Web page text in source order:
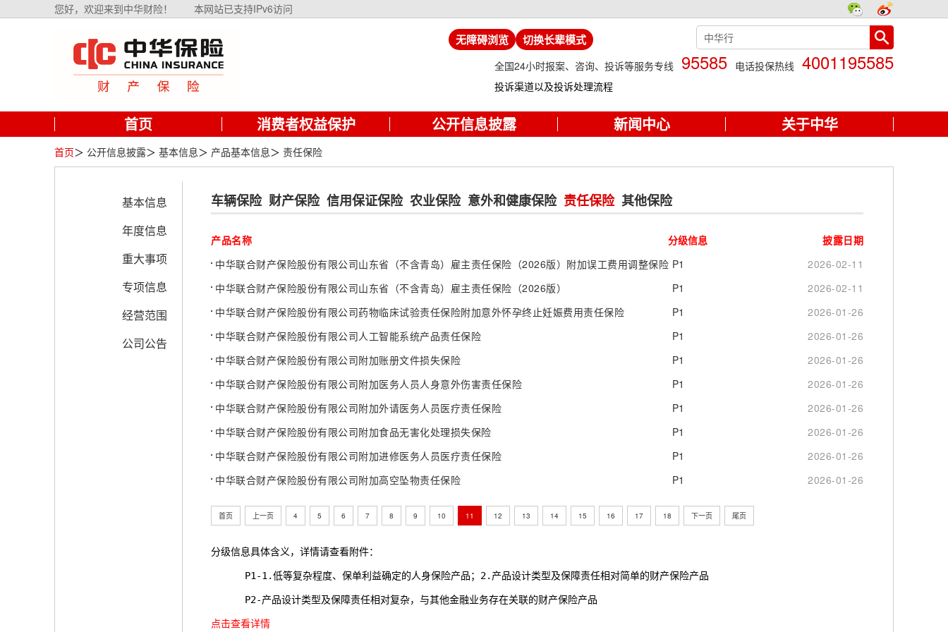
您好，欢迎来到中华财险！ 本网站已支持IPv6访问
无障碍浏览 切换长辈模式
全国24小时报案、咨询、投诉等服务专线 95585 电话投保热线 4001195585
投诉渠道以及投诉处理流程
首页 消费者权益保护 公开信息披露 新闻中心 关于中华
首页＞ 公开信息披露＞ 基本信息＞ 产品基本信息＞ 责任保险
基本信息
年度信息
重大事项
专项信息
经营范围
公司公告
车辆保险 财产保险 信用保证保险 农业保险 意外和健康保险 责任保险 其他保险
产品名称 分级信息
披露日期
中华联合财产保险股份有限公司山东省（不含青岛）雇主责任保险（2026版）附加误工费用调整保险 P1
2026-02-11
中华联合财产保险股份有限公司山东省（不含青岛）雇主责任保险（2026版）
P1
2026-02-11
中华联合财产保险股份有限公司药物临床试验责任保险附加意外怀孕终止妊娠费用责任保险
P1
2026-01-26
中华联合财产保险股份有限公司人工智能系统产品责任保险
P1
2026-01-26
中华联合财产保险股份有限公司附加账册文件损失保险
P1
2026-01-26
中华联合财产保险股份有限公司附加医务人员人身意外伤害责任保险
P1
2026-01-26
中华联合财产保险股份有限公司附加外请医务人员医疗责任保险
P1
2026-01-26
中华联合财产保险股份有限公司附加食品无害化处理损失保险
P1
2026-01-26
中华联合财产保险股份有限公司附加进修医务人员医疗责任保险
P1
2026-01-26
中华联合财产保险股份有限公司附加高空坠物责任保险
P1 2026-01-26
首页 上一页 4 5 6 7 8 9 10 11 12 13 14 15 16 17 18 下一页 尾页
分级信息具体含义，详情请查看附件：
      P1-1.低等复杂程度、保单利益确定的人身保险产品；2.产品设计类型及保障责任相对简单的财产保险产品
      P2-产品设计类型及保障责任相对复杂，与其他金融业务存在关联的财产保险产品
点击查看详情